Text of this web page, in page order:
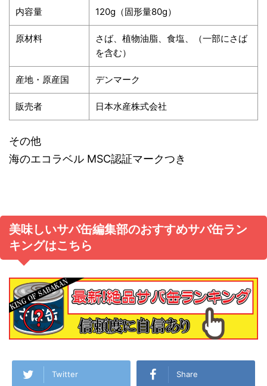
内容量 120g（固形量80g）
原材料
さば、植物油脂、食塩、（一部にさば
を含む）
産地・原産国 デンマーク
販売者 日本水産株式会社
その他
海のエコラベル MSC認証マークつき
美味しいサバ缶編集部のおすすめサバ缶ラン
キングはこちら
Twitter Share